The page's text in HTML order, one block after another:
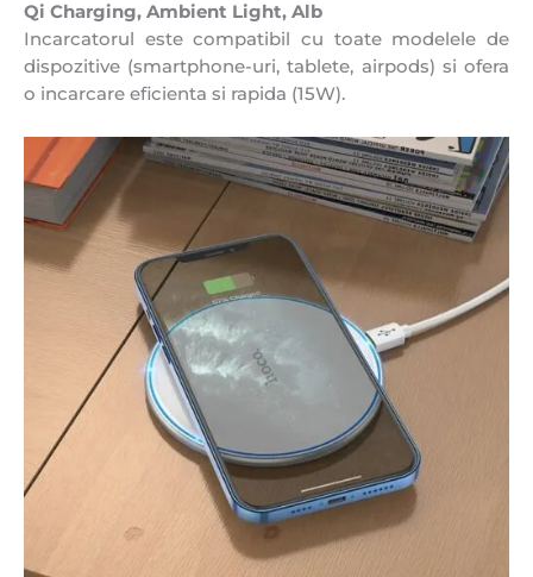
Qi Charging, Ambient Light, Alb
Incarcatorul este compatibil cu toate modelele de
dispozitive (smartphone-uri, tablete, airpods) si ofera
o incarcare eficienta si rapida (15W).